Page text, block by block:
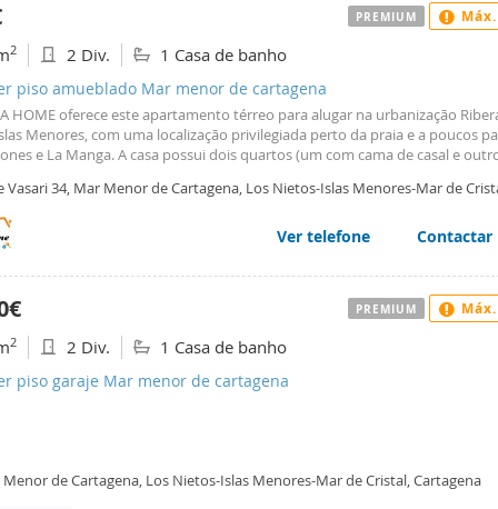
2 2 Div. 1 Casa de banho
piso amueblado Mar menor de cartagena
HOME oferece este apartamento térreo para alugar na urbanização
Menores, com uma localização privilegiada perto da praia e a poucos
e La Manga. A casa possui dois quartos (um com cama de casal e
e uma piscina comum. Ar-condicionado canalizado. JULHO (ALUGADO)
SETEMBRO A JUNHO 500? POR MÊS. ANIMAIS DE ESTIMAÇÃO NÃO
SE PRECISAR DE MAIS INFORMAÇÕES, NÃO HESITE EM NOS LIGAR.
EM AJUDÁ-LO.
Vasari 34, Mar Menor de Cartagena, Los Nietos-Islas Menores-Mar de
Ver telefone Contactar
PREMIUM
2 2 Div. 1 Casa de banho
piso garaje Mar menor de cartagena
de Cartagena, Los Nietos-Islas Menores-Mar de Cristal, Cartagena
PREMIUM